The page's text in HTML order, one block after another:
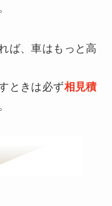
ば、車はもっと高
ときは必ず相見積